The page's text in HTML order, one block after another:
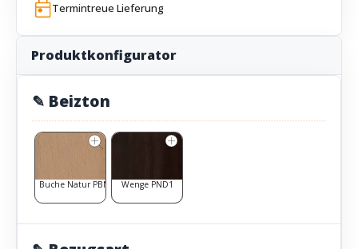
Termintreue Lieferung
Produktkonfigurator
✎ Beizton
Buche Natur PBN1 Wenge PND1